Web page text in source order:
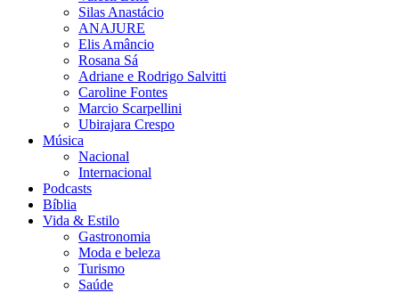
Silas Anastácio
ANAJURE
Elis Amâncio
Rosana Sá
Adriane e Rodrigo Salvitti
Caroline Fontes
Marcio Scarpellini
Ubirajara Crespo
Música
Nacional
Internacional
Podcasts
Bíblia
Vida & Estilo
Gastronomia
Moda e beleza
Turismo
Saúde